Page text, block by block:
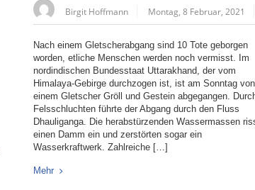
Birgit Hoffmann Montag, 8 Februar, 2021
Nach einem Gletscherabgang sind 10 Tote geborgen
worden, etliche Menschen werden noch vermisst. Im
nordindischen Bundesstaat Uttarakhand, der vom
Himalaya-Gebirge durchzogen ist, ist am Sonntag von
einem Gletscher Gröll und Gestein abgegangen.
Felsschluchten führte der Abgang durch den Fluss
Dhauliganga. Die herabstürzenden Wassermassen
einen Damm ein und zerstörten sogar ein
Wasserkraftwerk. Zahlreiche […]
Mehr